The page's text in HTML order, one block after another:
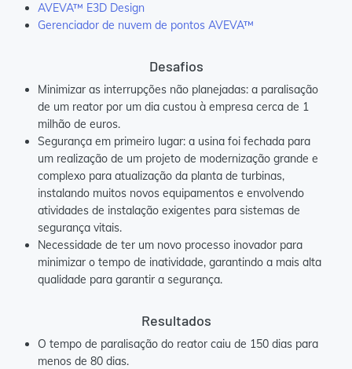
AVEVA™ E3D Design
Gerenciador de nuvem de pontos AVEVA™
Desafios
Minimizar as interrupções não planejadas: a paralisação
de um reator por um dia custou à empresa cerca de 1
milhão de euros.
Segurança em primeiro lugar: a usina foi fechada para
um realização de um projeto de modernização grande e
complexo para atualização da planta de turbinas,
instalando muitos novos equipamentos e envolvendo
atividades de instalação exigentes para sistemas de
segurança vitais.
Necessidade de ter um novo processo inovador para
minimizar o tempo de inatividade, garantindo a mais alta
qualidade para garantir a segurança.
Resultados
O tempo de paralisação do reator caiu de 150 dias para
menos de 80 dias.